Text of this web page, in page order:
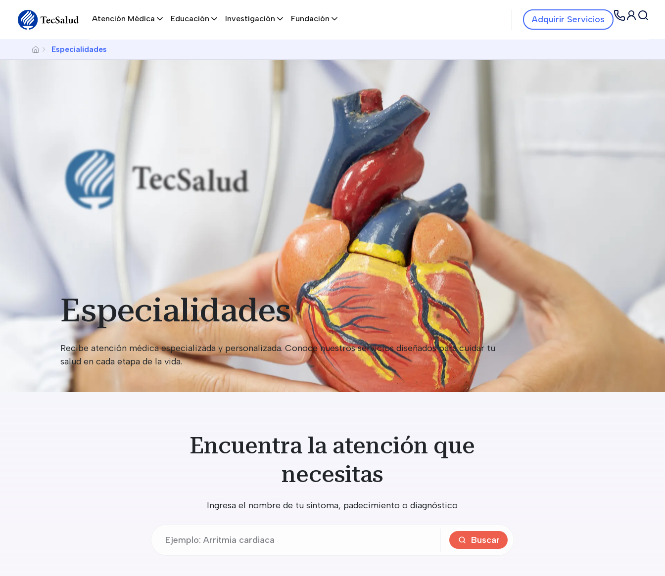
Atención Médica Educación Investigación Fundación
Navbar Servicios
Adquirir Servicios
Navbar
BreadcrumbEspecialidades
Especialidades
Recibe atención médica especializada y personalizada. Conoce nuestros servicios diseñados para cuidar tu
salud en cada etapa de la vida.
Encuentra la atención que
necesitas
Ingresa el nombre de tu síntoma, padecimiento o diagnóstico
Buscar